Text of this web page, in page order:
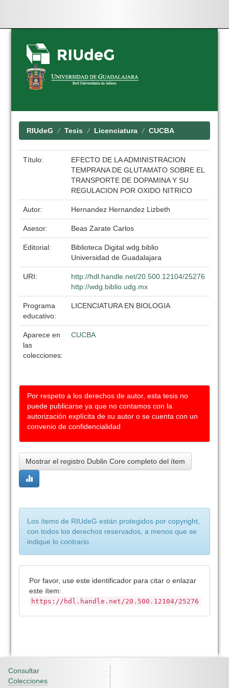
Skip
navigation
RIUdeG Tesis Licenciatura CUCBA
Título:
EFECTO DE LA ADMINISTRACION
TEMPRANA DE GLUTAMATO SOBRE EL
TRANSPORTE DE DOPAMINA Y SU
REGULACION POR OXIDO NITRICO
Autor: Hernandez Hernandez Lizbeth
Asesor: Beas Zarate Carlos
Editorial:
Biblioteca Digital wdg.biblio
Universidad de Guadalajara
URI:
http://hdl.handle.net/20.500.12104/25276
http://wdg.biblio.udg.mx
Programa
educativo:
LICENCIATURA EN BIOLOGIA
Aparece en
las
colecciones:
CUCBA
Por respeto a los derechos de autor, esta tesis no
puede publicarse ya que no contamos con la
autorización explícita de su autor o se cuenta con un
convenio de confidencialidad
Mostrar el registro Dublin Core completo del ítem
Los ítems de RIUdeG están protegidos por copyright,
con todos los derechos reservados, a menos que se
indique lo contrario.
Por favor, use este identificador para citar o enlazar
este ítem:
https://hdl.handle.net/20.500.12104/25276
Consultar
Colecciones